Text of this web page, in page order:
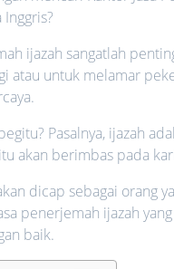
ijazah sangatlah
atau untuk melamar
Pasalnya, ijazah
akan berimbas pada
dicap sebagai orang
penerjemah ijazah
baik.